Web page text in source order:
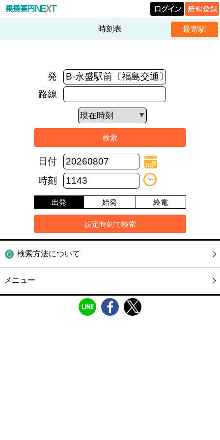
時刻表 最寄駅
発
路線
日付
時刻
出発 始発 終電
検索方法について
メニュー